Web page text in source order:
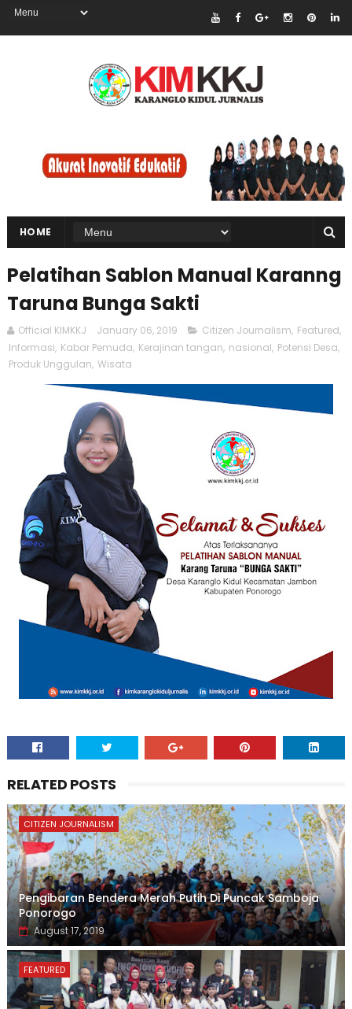
HOME
Pelatihan Sablon Manual Karanng
Taruna Bunga Sakti
Official KIMKKJ January 06, 2019 Citizen Journalism, Featured,
Informasi, Kabar Pemuda, Kerajinan tangan, nasional, Potensi Desa,
Produk Unggulan, Wisata
RELATED POSTS
CITIZEN JOURNALISM
Pengibaran Bendera Merah Putih Di Puncak Samboja
Ponorogo
August 17, 2019
FEATURED